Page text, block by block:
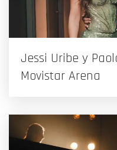
Jessi Uribe y
Movistar Arena